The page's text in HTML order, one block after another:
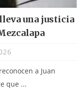
una justicia
a Juan
que ...